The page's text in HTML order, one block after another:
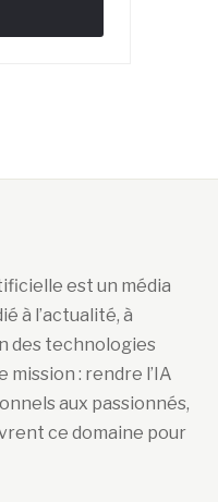
est un média
à l’actualité, à
des technologies
: rendre l’IA
aux passionnés,
ce domaine pour